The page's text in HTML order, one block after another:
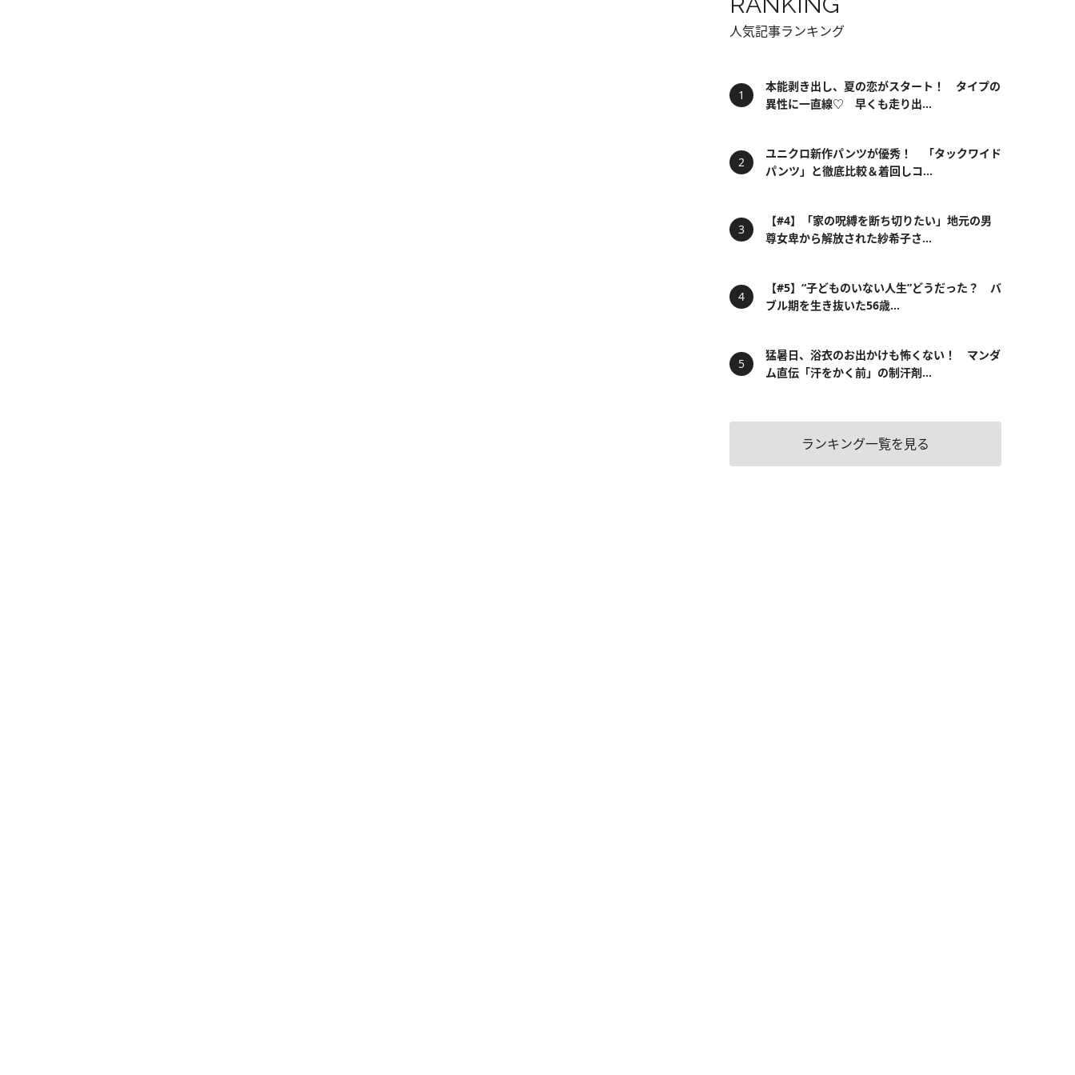
人気記事ランキング
本能剥き出し、夏の恋がスタート！ タイプの
異性に一直線♡ 早くも走り出...
ユニクロ新作パンツが優秀！ 「タックワイド
パンツ」と徹底比較＆着回しコ...
【#4】「家の呪縛を断ち切りたい」地元の男
尊女卑から解放された紗希子さ...
【#5】“子どものいない人生”どうだった？ バ
ブル期を生き抜いた56歳...
猛暑日、浴衣のお出かけも怖くない！ マンダ
ム直伝「汗をかく前」の制汗剤...
ランキング一覧を見る